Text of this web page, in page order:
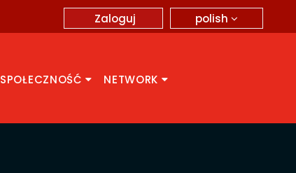
polish
Zaloguj
SPOŁECZNOŚĆ NETWORK